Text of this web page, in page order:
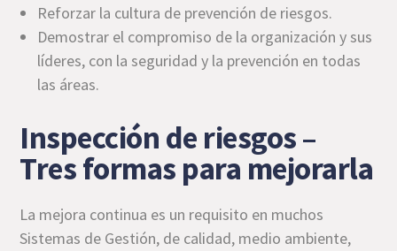
Reforzar la cultura de prevención de riesgos.
Demostrar el compromiso de la organización y sus
líderes, con la seguridad y la prevención en todas
las áreas.
Inspección de riesgos –
Tres formas para mejorarla
La mejora continua es un requisito en muchos
Sistemas de Gestión, de calidad, medio ambiente,